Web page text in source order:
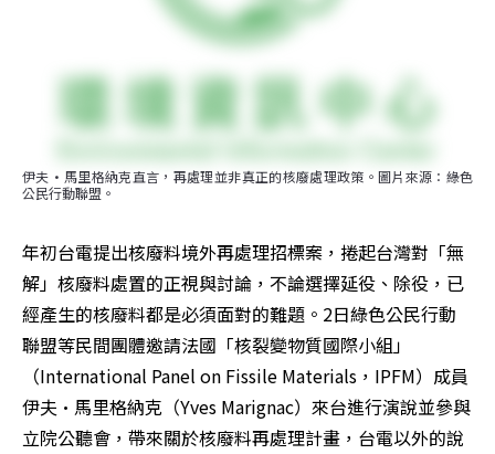
伊夫·馬里格納克直言，再處理並非真正的核廢處理政策。圖片來源：綠色
公民行動聯盟。
年初台電提出核廢料境外再處理招標案，捲起台灣對「無
解」核廢料處置的正視與討論，不論選擇延役、除役，已
經產生的核廢料都是必須面對的難題。2日綠色公民行動
聯盟等民間團體邀請法國「核裂變物質國際小組」
（International Panel on Fissile Materials，IPFM）成員
伊夫·馬里格納克（Yves Marignac）來台進行演說並參與
立院公聽會，帶來關於核廢料再處理計畫，台電以外的說